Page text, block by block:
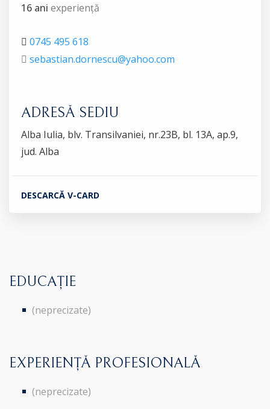
16 ani experiență
0745 495 618
sebastian.dornescu@yahoo.com
ADRESĂ SEDIU
Alba Iulia, blv. Transilvaniei, nr.23B, bl. 13A, ap.9,
jud. Alba
DESCARCĂ V-CARD
EDUCAȚIE
(neprecizate)
EXPERIENȚĂ PROFESIONALĂ
(neprecizate)